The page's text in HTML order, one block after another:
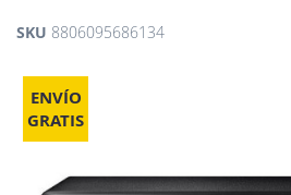
ENVÍO
GRATIS
SKU 8806095686134
Saltar
final
de
galería